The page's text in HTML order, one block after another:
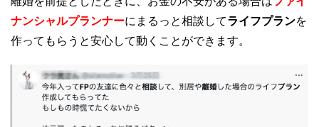
ナンシャルプランナーにまるっと相談してライフプランを
作ってもらうと安心して動くことができます。